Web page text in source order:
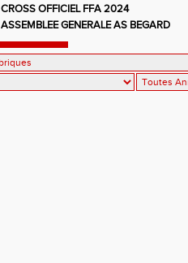
CROSS OFFICIEL FFA 2024
ASSEMBLEE GENERALE AS BEGARD